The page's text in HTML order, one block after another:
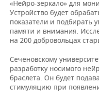
«Нейро-зеркало» для
Устройство будет
показатели и подбирать
памяти и внимания.
на 200 добровольцах
Сеченовскому
разработку носимого
браслета. Он будет
стимуляцию при